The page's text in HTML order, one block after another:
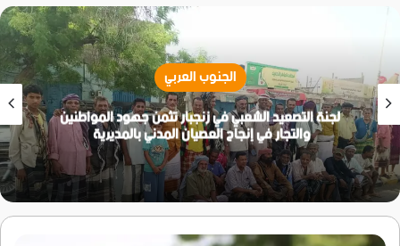
الجنوب العربي
لجنة التصعيد الشعبي في زنجبار تثمن جهود المواطنين
والتجار في إنجاح العصيان المدني بالمديرية